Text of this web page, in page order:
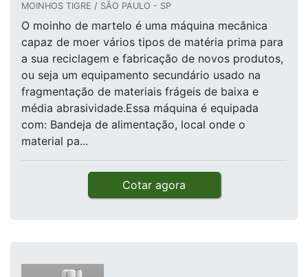
MOINHOS TIGRE / SÃO PAULO - SP
O moinho de martelo é uma máquina mecânica
capaz de moer vários tipos de matéria prima para
a sua reciclagem e fabricação de novos produtos,
ou seja um equipamento secundário usado na
fragmentação de materiais frágeis de baixa e
média abrasividade.Essa máquina é equipada
com: Bandeja de alimentação, local onde o
material pa...
Cotar agora